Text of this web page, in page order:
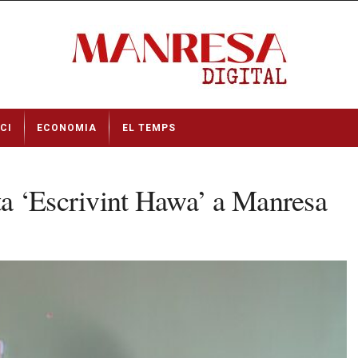
ECONOMIA EL TEMPS
‘Escrivint Hawa’ a Manresa